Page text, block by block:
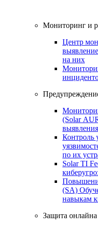
Мониторинг и
Центр
на них
(Solar
Контроль
по их
Solar TI
(SA)
навыкам
Защита онлайна